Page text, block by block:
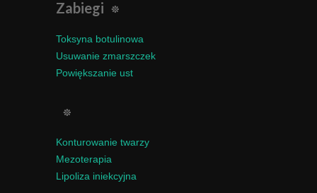
Zabiegi
Toksyna botulinowa
Usuwanie zmarszczek
Powiększanie ust
Konturowanie twarzy
Mezoterapia
Lipoliza iniekcyjna